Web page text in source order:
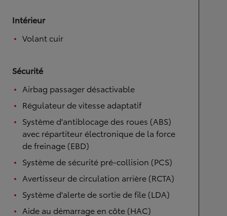
Intérieur
Volant cuir
Sécurité
Airbag passager désactivable
Régulateur de vitesse adaptatif
Système d'antiblocage des roues (ABS)
avec répartiteur électronique de la force
de freinage (EBD)
Système de sécurité pré-collision (PCS)
Avertisseur de circulation arrière (RCTA)
Système d'alerte de sortie de file (LDA)
Aide au démarrage en côte (HAC)